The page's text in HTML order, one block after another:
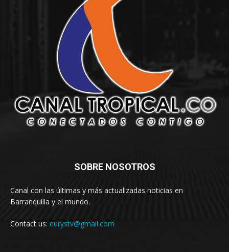
SOBRE NOSOTROS
Canal con las últimas y más actualizadas noticias en
Barranquilla y el mundo.
Contact us: eurystv@gmail.com